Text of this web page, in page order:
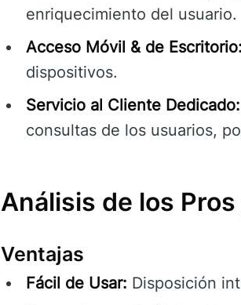
enriquecimiento del usuario.
Acceso Móvil & de Escritorio:
dispositivos.
Servicio al Cliente Dedicado:
consultas de los usuarios,
Análisis de los
Ventajas
Fácil de Usar: Disposición